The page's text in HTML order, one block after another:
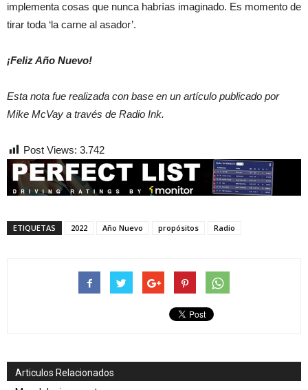
implementa cosas que nunca habrías imaginado. Es momento de
tirar toda ‘la carne al asador’.
¡Feliz Año Nuevo!
Esta nota fue realizada con base en un artículo publicado por
Mike McVay a través de Radio Ink.
Post Views: 3.742
ETIQUETAS 2022 Año Nuevo propósitos Radio
Articulos Relacionados